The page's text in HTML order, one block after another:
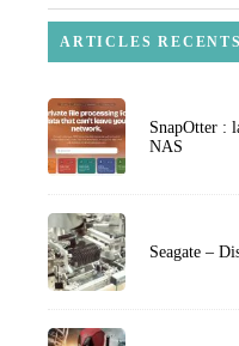
ARTICLES RECENTS
SnapOtter :
NAS
Seagate –